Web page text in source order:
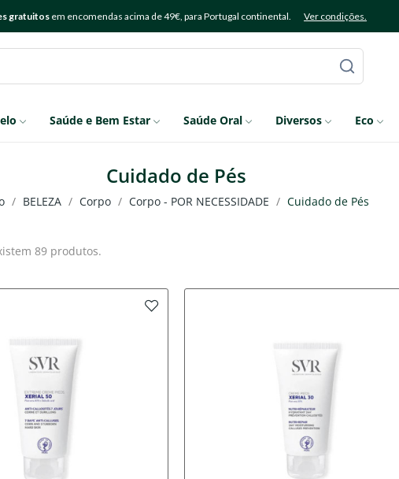
gratuitosem encomendas acima de 49€, para Portugal continental. Ver condições.
Saúde e Bem Estar Saúde Oral Diversos Eco
Cuidado de Pés
BELEZA Corpo Corpo - POR NECESSIDADE Cuidado de Pés
89 produtos.